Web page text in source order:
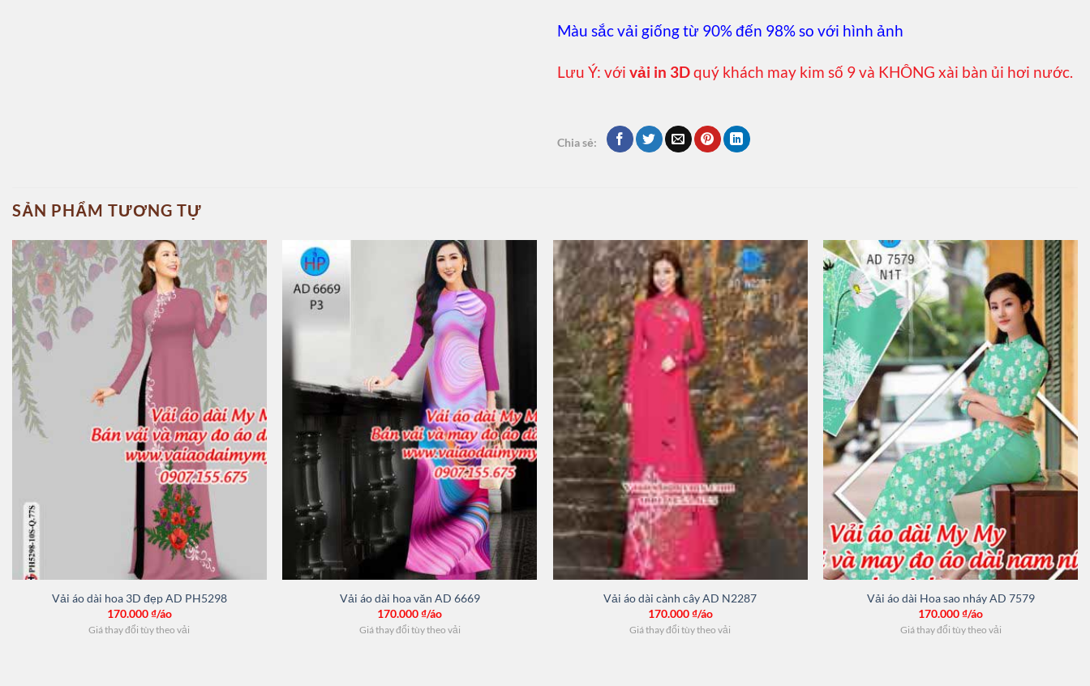
Màu sắc vải giống từ 90% đến 98% so với hình ảnh
Lưu Ý: với vải in 3Dquý khách may kim số 9 và KHÔNG xài bàn ủi hơi nước.
Chia sẻ:
SẢN PHẨM TƯƠNG TỰ
Vải áo dài hoa 3D đẹp AD PH5298
170.000₫/áo
Giá thay đổi tùy theo vải
Vải áo dài hoa văn AD 6669
170.000₫/áo
Giá thay đổi tùy theo vải
Vải áo dài cành cây AD N2287
170.000₫/áo
Giá thay đổi tùy theo vải
Vải áo dài Hoa sao nháy AD 7579
170.000₫/áo
Giá thay đổi tùy theo vải